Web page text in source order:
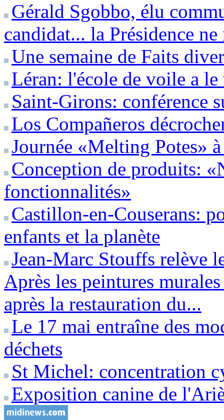
Gérald Sgobbo, élu
candidat... la Présidence
Une semaine de Faits
Léran: l'école de voile a le
Saint-Girons: conférence
Los Compañeros
Journée «Melting Potes»
Conception de produits:
fonctionnalités»
Castillon-en-Couserans:
enfants et la planète
Jean-Marc Stouffs relève
Après les peintures
après la restauration du...
Le 17 mai entraîne des
déchets
St Michel: concentration
Exposition canine de